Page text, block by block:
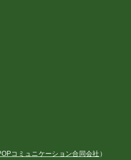
コミュニケーション合同会社 ）